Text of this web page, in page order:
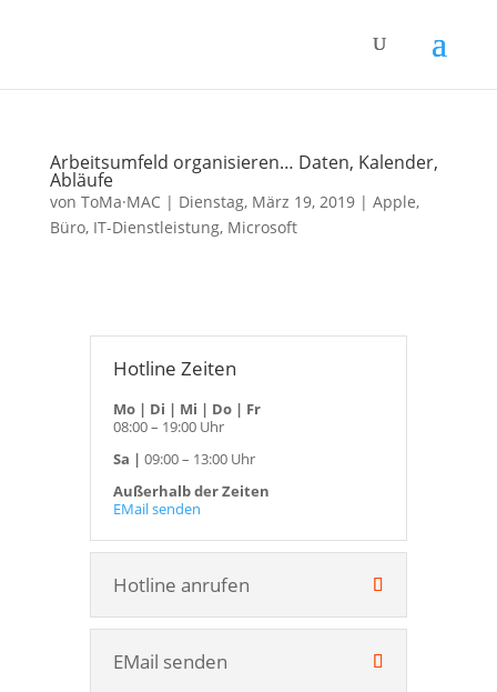
Arbeitsumfeld organisieren… Daten, Kalender,
Abläufe
von ToMa·MAC| Dienstag, März 19, 2019| Apple,
Büro, IT-Dienstleistung, Microsoft
Hotline Zeiten
Mo | Di | Mi | Do | Fr
08:00 – 19:00 Uhr
Sa | 09:00 – 13:00 Uhr
Außerhalb der Zeiten
EMail senden
Hotline anrufen
EMail senden